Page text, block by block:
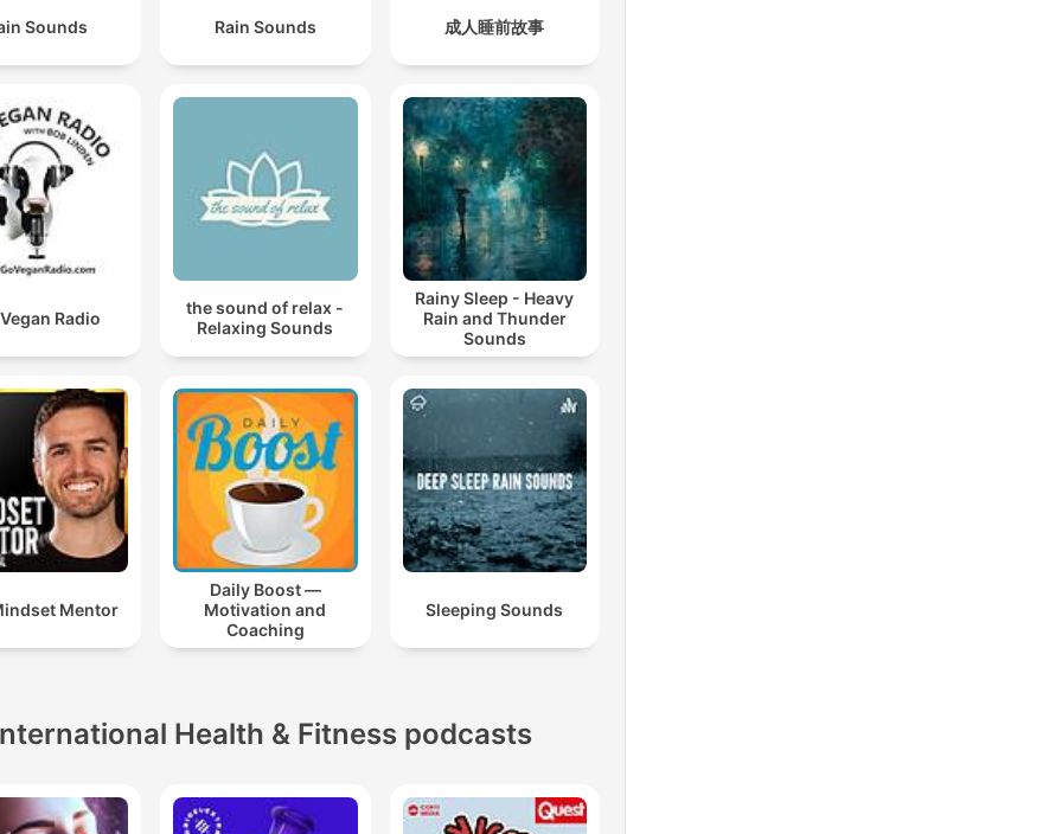
Sounds Rain Sounds 成人睡前故事
Radio
the sound of relax -
Relaxing Sounds
Rainy Sleep - Heavy
Rain and Thunder
Sounds
Mentor
Daily Boost —
Motivation and
Coaching
Sleeping Sounds
Health & Fitness podcasts